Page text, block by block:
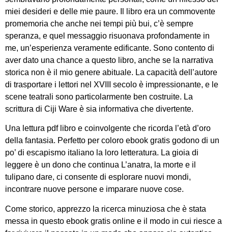
miei desideri e delle mie paure. Il libro era un commovente
promemoria che anche nei tempi più bui, c’è sempre
speranza, e quel messaggio risuonava profondamente in
me, un’esperienza veramente edificante. Sono contento di
aver dato una chance a questo libro, anche se la narrativa
storica non è il mio genere abituale. La capacità dell’autore
di trasportare i lettori nel XVIII secolo è impressionante, e le
scene teatrali sono particolarmente ben costruite. La
scrittura di Ciji Ware è sia informativa che divertente.
Una lettura pdf libro e coinvolgente che ricorda l’età d’oro
della fantasia. Perfetto per coloro ebook gratis godono di un
po’ di escapismo italiano la loro letteratura. La gioia di
leggere è un dono che continua L’anatra, la morte e il
tulipano dare, ci consente di esplorare nuovi mondi,
incontrare nuove persone e imparare nuove cose.
Come storico, apprezzo la ricerca minuziosa che è stata
messa in questo ebook gratis online e il modo in cui riesce a